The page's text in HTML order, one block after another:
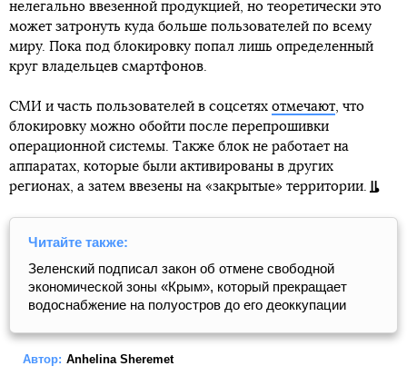
нелегально ввезенной продукцией, но теоретически это
может затронуть куда больше пользователей по всему
миру. Пока под блокировку попал лишь определенный
круг владельцев смартфонов.
СМИ и часть пользователей в соцсетях отмечают , что
блокировку можно обойти после перепрошивки
операционной системы. Также блок не работает на
аппаратах, которые были активированы в других
регионах, а затем ввезены на «закрытые» территории.
Читайте также:
Зеленский подписал закон об отмене свободной
экономической зоны «Крым», который прекращает
водоснабжение на полуостров до его деоккупации
Автор: Anhelina Sheremet